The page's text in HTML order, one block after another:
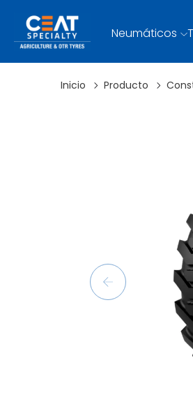
Neumáticos
Inicio Producto